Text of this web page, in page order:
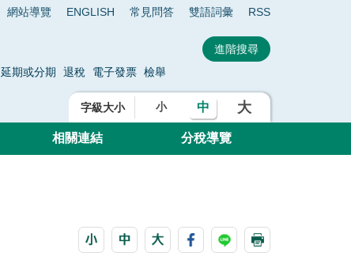
網站導覽 ENGLISH 常見問答 雙語詞彙 RSS
延期或分期 退稅 電子發票 檢舉
字級大小 小 中 大
相關連結 分稅導覽